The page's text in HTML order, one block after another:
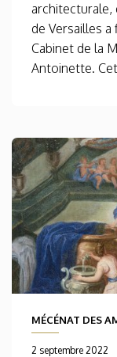
architecturale,
de Versailles
Cabinet de la
Antoinette.
MÉCÉNAT DES
2 septembre 2022